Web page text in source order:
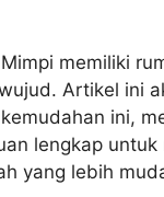
memiliki
Artikel ini
ini,
lengkap
yang lebih